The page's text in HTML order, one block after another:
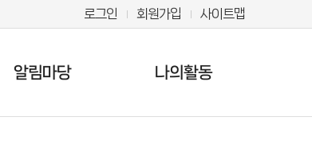
로그인 회원가입 사이트맵
알림마당 나의활동